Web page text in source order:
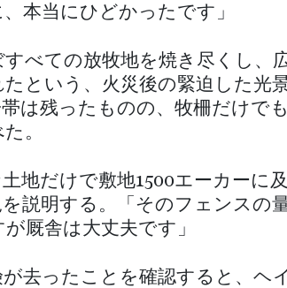
本当にひどかったです」
すべての放牧地を焼き尽くし、
という、火災後の緊迫した光
は残ったものの、牧柵だけで
。
土地だけで敷地1500エーカーに
説明する。「そのフェンスの
厩舎は大丈夫です」
去ったことを確認すると、ヘ